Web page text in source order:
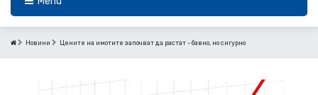
Новини Цените на имотите започват да растат - бавно, но сигурно